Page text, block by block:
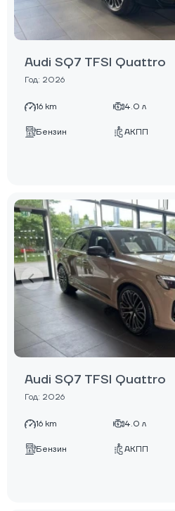
Audi SQ7 TFSI Quattro
Год: 2026
16 km 4.0 л
Бензин АКПП
Audi SQ7 TFSI Quattro
Год: 2026
16 km 4.0 л
Бензин АКПП